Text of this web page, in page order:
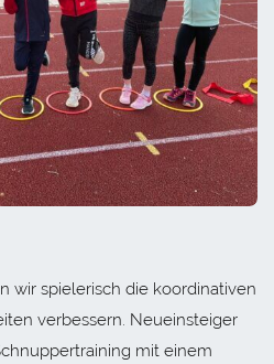
wir spielerisch die koordinativen
verbessern. Neueinsteiger
mit einem